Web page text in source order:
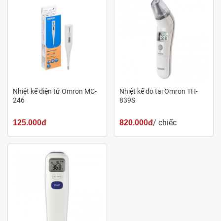
giữa độ C và độ F, số hiển thị điện tử rõ ràng, dễ nhìn.
Nhiệt kế điện tử MC-246 không thấm nước
Nhiệt kế điện tử MC-246
kín và không thấm nước, mang lại sự an toàn khi sử dụng.
Nhiệt kế điện tử Omron MC-
246
125.000đ
Nhiệt kế đo tai Omron TH-
839S
820.000đ/ chiếc